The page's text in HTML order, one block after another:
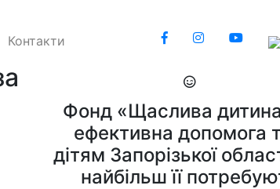
Контакти
Фонд «Щаслива
ефективна допомога
дітям Запорізької
найбільш її